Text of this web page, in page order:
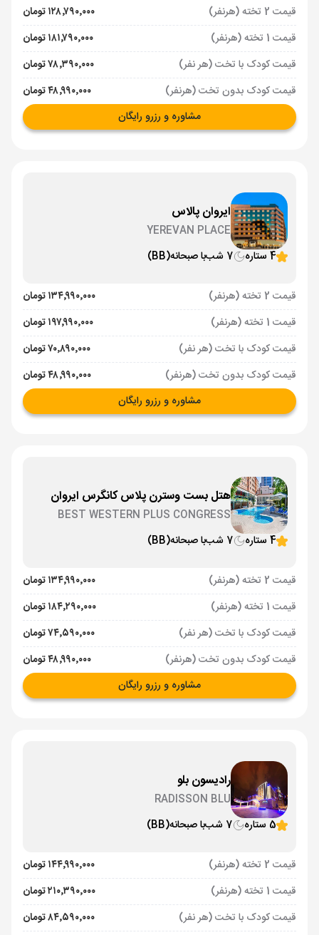
قیمت 2 تخته (هرنفر)
۱۲۸٬۷۹۰٬۰۰۰ تومان
قیمت 1 تخته (هرنفر)
۱۸۱٬۷۹۰٬۰۰۰ تومان
قیمت کودک با تخت (هر نفر)
۷۸٬۳۹۰٬۰۰۰ تومان
قیمت کودک بدون تخت (هرنفر)
۴۸٬۹۹۰٬۰۰۰ تومان
مشاوره و رزرو رایگان
ایروان پالاس
YEREVAN PLACE
4 ستاره
7 شب با صبحانه(BB)
قیمت 2 تخته (هرنفر)
۱۳۴٬۹۹۰٬۰۰۰ تومان
قیمت 1 تخته (هرنفر)
۱۹۷٬۹۹۰٬۰۰۰ تومان
قیمت کودک با تخت (هر نفر)
۷۰٬۸۹۰٬۰۰۰ تومان
قیمت کودک بدون تخت (هرنفر)
۴۸٬۹۹۰٬۰۰۰ تومان
مشاوره و رزرو رایگان
هتل بست وسترن پلاس کانگرس ایروان
BEST WESTERN PLUS CONGRESS
4 ستاره
7 شب با صبحانه(BB)
قیمت 2 تخته (هرنفر)
۱۳۴٬۹۹۰٬۰۰۰ تومان
قیمت 1 تخته (هرنفر)
۱۸۴٬۲۹۰٬۰۰۰ تومان
قیمت کودک با تخت (هر نفر)
۷۴٬۵۹۰٬۰۰۰ تومان
قیمت کودک بدون تخت (هرنفر)
۴۸٬۹۹۰٬۰۰۰ تومان
مشاوره و رزرو رایگان
رادیسون بلو
RADISSON BLU
5 ستاره
7 شب با صبحانه(BB)
قیمت 2 تخته (هرنفر)
۱۴۴٬۹۹۰٬۰۰۰ تومان
قیمت 1 تخته (هرنفر)
۲۱۰٬۳۹۰٬۰۰۰ تومان
قیمت کودک با تخت (هر نفر)
۸۴٬۵۹۰٬۰۰۰ تومان